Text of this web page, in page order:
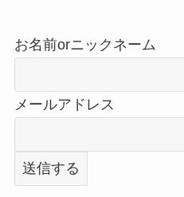
お名前orニックネーム
メールアドレス